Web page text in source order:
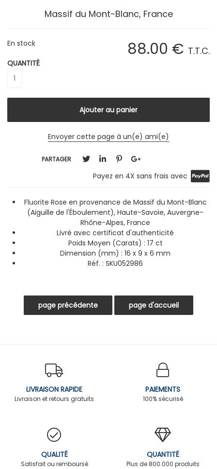
Massif du Mont-Blanc, France
88.00 € T.T.C.
En stock
QUANTITÉ
Envoyer cette page à un(e) ami(e)
PARTAGER
Payez en 4X sans frais avec
Fluorite Rose en provenance de Massif du Mont-Blanc
(Aiguille de l'Éboulement), Haute-Savoie, Auvergne-
Rhône-Alpes, France
Livré avec certificat d'authenticité
Poids Moyen (Carats) : 17 ct
Dimension (mm) : 16 x 9 x 6 mm
Réf. : SKU052986
LIVRAISON RAPIDE
Livraison et retours gratuits
PAIEMENTS
100% sécurisé
QUALITÉ
Satisfait ou remboursé
QUANTITÉ
Plus de 800.000 produits